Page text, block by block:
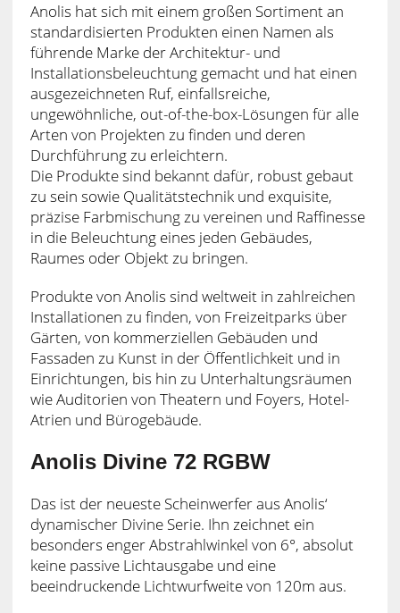
Anolis hat sich mit einem großen Sortiment an
standardisierten Produkten einen Namen als
führende Marke der Architektur- und
Installationsbeleuchtung gemacht und hat einen
ausgezeichneten Ruf, einfallsreiche,
ungewöhnliche, out-of-the-box-Lösungen für alle
Arten von Projekten zu finden und deren
Durchführung zu erleichtern.
Die Produkte sind bekannt dafür, robust gebaut
zu sein sowie Qualitätstechnik und exquisite,
präzise Farbmischung zu vereinen und Raffinesse
in die Beleuchtung eines jeden Gebäudes,
Raumes oder Objekt zu bringen.
Produkte von Anolis sind weltweit in zahlreichen
Installationen zu finden, von Freizeitparks über
Gärten, von kommerziellen Gebäuden und
Fassaden zu Kunst in der Öffentlichkeit und in
Einrichtungen, bis hin zu Unterhaltungsräumen
wie Auditorien von Theatern und Foyers, Hotel-
Atrien und Bürogebäude.
Anolis Divine 72 RGBW
Das ist der neueste Scheinwerfer aus Anolis‘
dynamischer Divine Serie. Ihn zeichnet ein
besonders enger Abstrahlwinkel von 6°, absolut
keine passive Lichtausgabe und eine
beeindruckende Lichtwurfweite von 120m aus.